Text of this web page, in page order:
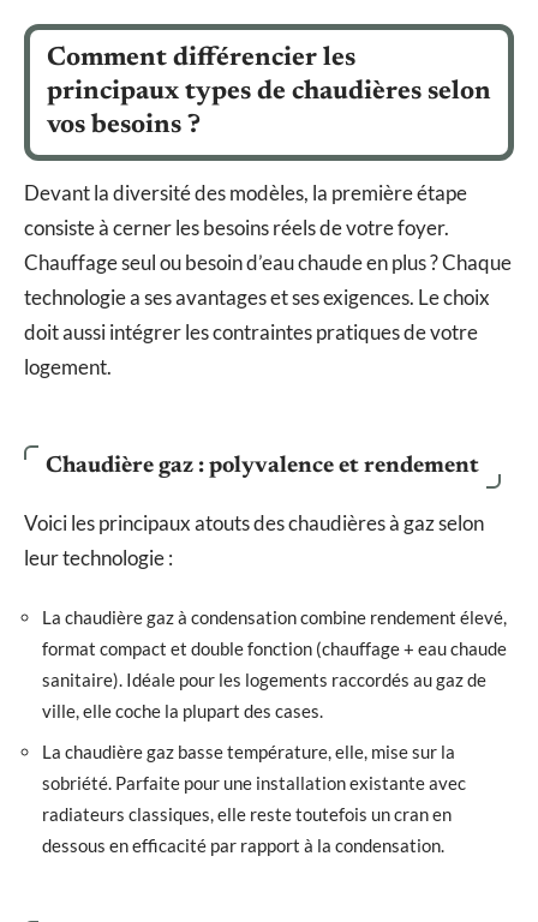
Comment différencier les
principaux types de chaudières selon
vos besoins ?
Devant la diversité des modèles, la première étape
consiste à cerner les besoins réels de votre foyer.
Chauffage seul ou besoin d’eau chaude en plus ? Chaque
technologie a ses avantages et ses exigences. Le choix
doit aussi intégrer les contraintes pratiques de votre
logement.
Chaudière gaz : polyvalence et rendement
Voici les principaux atouts des chaudières à gaz selon
leur technologie :
La chaudière gaz à condensation combine rendement élevé,
format compact et double fonction (chauffage + eau chaude
sanitaire). Idéale pour les logements raccordés au gaz de
ville, elle coche la plupart des cases.
La chaudière gaz basse température, elle, mise sur la
sobriété. Parfaite pour une installation existante avec
radiateurs classiques, elle reste toutefois un cran en
dessous en efficacité par rapport à la condensation.